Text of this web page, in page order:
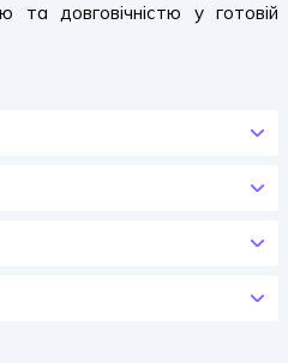
та довговічністю у готовій